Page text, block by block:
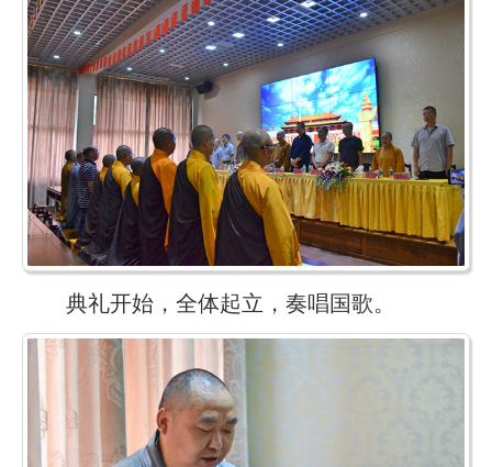
典礼开始，全体起立，奏唱国歌。